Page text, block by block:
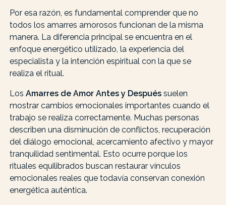
Por esa razón, es fundamental comprender que no
todos los amarres amorosos funcionan de la misma
manera. La diferencia principal se encuentra en el
enfoque energético utilizado, la experiencia del
especialista y la intención espiritual con la que se
realiza el ritual.
LosAmarres de Amor Antes y Después suelen
mostrar cambios emocionales importantes cuando el
trabajo se realiza correctamente. Muchas personas
describen una disminución de conflictos, recuperación
del diálogo emocional, acercamiento afectivo y mayor
tranquilidad sentimental. Esto ocurre porque los
rituales equilibrados buscan restaurar vínculos
emocionales reales que todavía conservan conexión
energética auténtica.